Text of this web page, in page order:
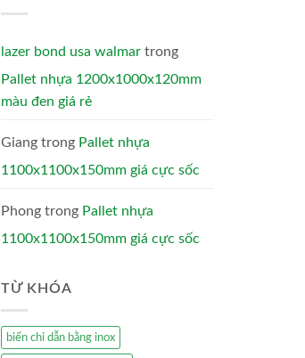
lazer bond usa walmar trong
Pallet nhựa 1200x1000x120mm
màu đen giá rẻ
Giang trong Pallet nhựa
1100x1100x150mm giá cực sốc
Phong trong Pallet nhựa
1100x1100x150mm giá cực sốc
TỪ KHÓA
biển chỉ dẫn bằng inox